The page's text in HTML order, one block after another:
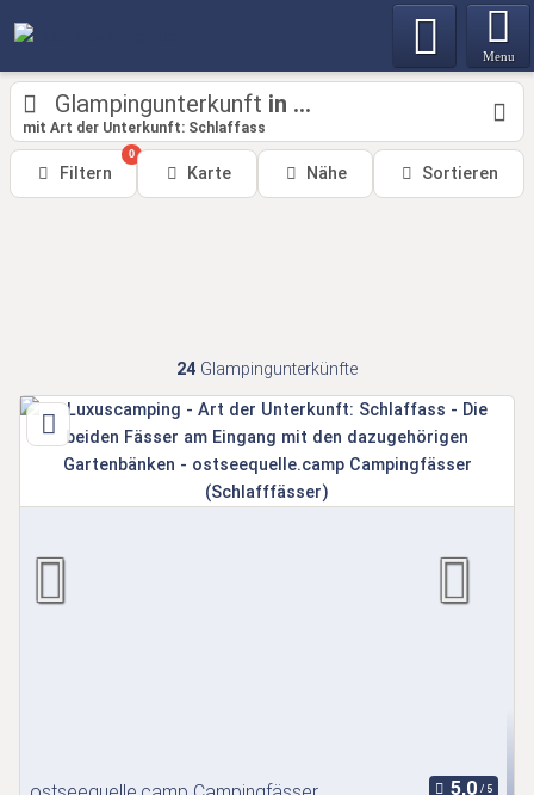
Menu
Glampingunterkunft in ...
mit Art der Unterkunft: Schlaffass
Filtern
0
Karte Nähe Sortieren
24 Glampingunterkünfte